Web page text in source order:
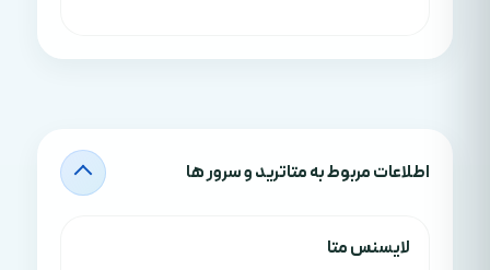
اطلاعات مربوط به متاترید و سرور ها
لايسنس متا